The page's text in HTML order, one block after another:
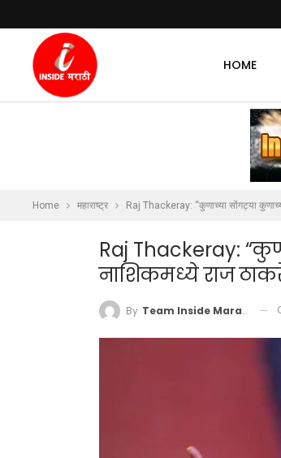
HOME
Home महाराष्ट्र Raj Thackeray: “कुणाच्या सोंगट्या
Raj Thackeray:
नाशिकमध्ये राज
By Team Inside Marathi